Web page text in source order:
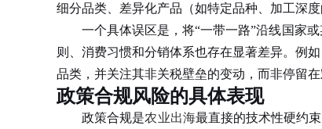
细分品类、差异化产品（如特定品种、加工深
一个具体误区是，将“一带一路”沿线国家或
则、消费习惯和分销体系也存在显著差异。例
品类，并关注其非关税壁垒的变动，而非停留在
政策合规风险的具体表现
政策合规是农业出海最直接的技术性硬约